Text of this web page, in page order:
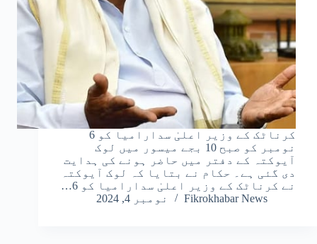
کرناٹک کے وزیر اعلیٰ سدارامیا کو 6
نومبر کو صبح 10 بجے میسور میں لوک
آیوکتہ کے دفتر میں حاضر ہونے کی ہدایت
دی گئی ہے۔ حکام نے بتایا کہ لوک آیوکتہ
نے کرناٹک کے وزیر اعلیٰ سدارامیا کو 6…
Fikrokhabar News
نومبر 4, 2024